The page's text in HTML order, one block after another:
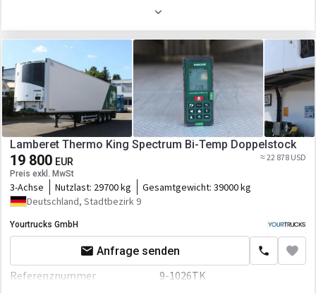
01.06.2017
Farbe
Weiß
Fahrgestell/Federung
Federung
luft
Bremse
Scheibenbremse
ABS
EBS
Aufbau
Laderaum-Länge
Laderaum-Breite
2470 mm
Lamberet Thermo King Spectrum Bi-Temp Doppelstock
19 800 EUR
Preis exkl. MwSt
≈ 22 878 USD
3-Achse Nutzlast: 29700 kg Gesamtgewicht: 39000 kg
Deutschland, Stadtbezirk 9
Yourtrucks GmbH
Anfrage senden
Referenznummer
9-1026TK